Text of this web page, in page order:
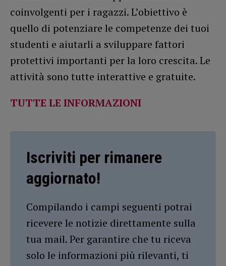
coinvolgenti per i ragazzi. L’obiettivo è
quello di potenziare le competenze dei tuoi
studenti e aiutarli a sviluppare fattori
protettivi importanti per la loro crescita. Le
attività sono tutte interattive e gratuite.
TUTTE LE INFORMAZIONI
Iscriviti per rimanere
aggiornato!
Compilando i campi seguenti potrai
ricevere le notizie direttamente sulla
tua mail. Per garantire che tu riceva
solo le informazioni più rilevanti, ti